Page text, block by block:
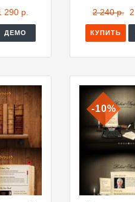
290 р.
ДЕМО
2 240 р.
КУПИТЬ
-10%